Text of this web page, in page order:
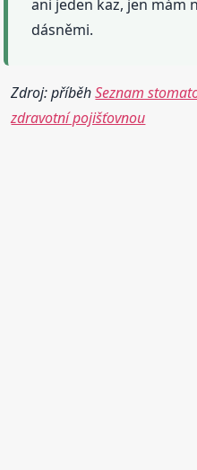
ani jeden kaz, jen mám
dásněmi.
Zdroj: příběhSeznam
zdravotní pojišťovnou